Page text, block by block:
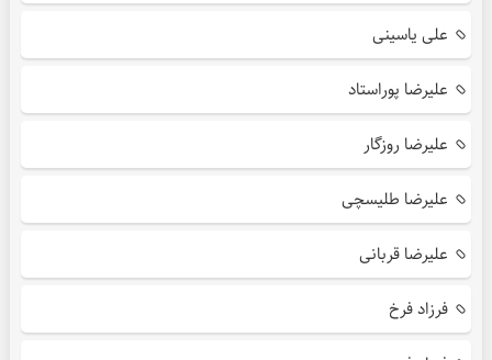
علی یاسینی
علیرضا پوراستاد
علیرضا روزگار
علیرضا طلیسچی
علیرضا قربانی
فرزاد فرخ